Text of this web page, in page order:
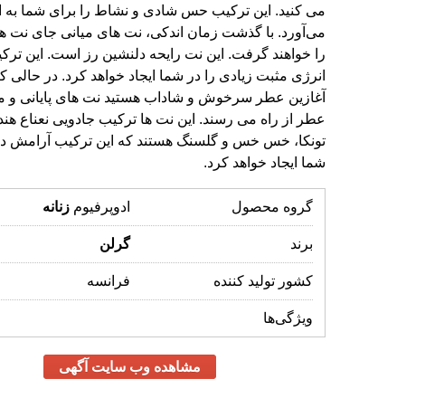
شما ایجاد خواهد کرد.
گروه محصول ادوپرفیومزنانه
برند گرلن
کشور تولید کننده فرانسه
ویژگی‌ها
مشاهده وب سایت آگهی